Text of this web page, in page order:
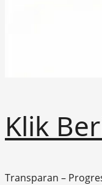
Klik
Transparan –